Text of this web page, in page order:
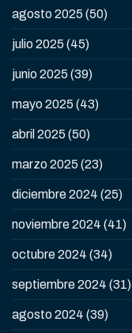
agosto 2025 (50)
julio 2025 (45)
junio 2025 (39)
mayo 2025 (43)
abril 2025 (50)
marzo 2025 (23)
diciembre 2024 (25)
noviembre 2024 (41)
octubre 2024 (34)
septiembre 2024 (31)
agosto 2024 (39)